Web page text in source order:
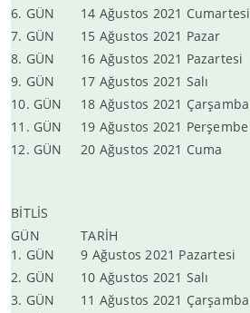
6. GÜN
14 Ağustos 2021 Cumartesi
7. GÜN
15 Ağustos 2021 Pazar
8. GÜN
16 Ağustos 2021 Pazartesi
9. GÜN
17 Ağustos 2021 Salı
10. GÜN
18 Ağustos 2021 Çarşamba
11. GÜN
19 Ağustos 2021 Perşembe
12. GÜN
20 Ağustos 2021 Cuma
BİTLİS
GÜN
TARİH
1. GÜN
9 Ağustos 2021 Pazartesi
2. GÜN
10 Ağustos 2021 Salı
3. GÜN
11 Ağustos 2021 Çarşamba